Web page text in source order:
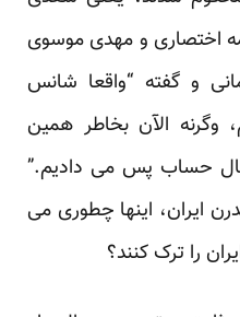
اختصاری و مهدی موسوی
و گفته “واقعا شانس
وگرنه الآن بخاطر همین
حساب پس می دادیم.”
ایران، اینها چطوری می
را ترک کنند؟